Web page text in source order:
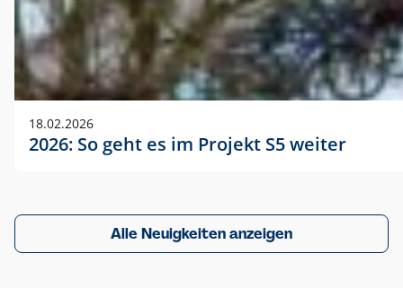
18.02.2026
2026: So geht es im Projekt S5 weiter
Alle Neuigkeiten anzeigen